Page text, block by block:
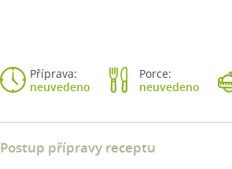
Příprava:
neuvedeno
Porce:
neuvedeno
Postup přípravy receptu